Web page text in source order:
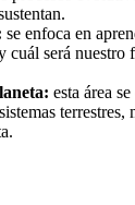
se enfoca en
cuál será nuestro
esta área
terrestres,